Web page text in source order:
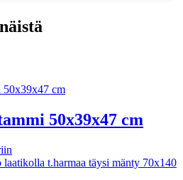
50x39x47 cm